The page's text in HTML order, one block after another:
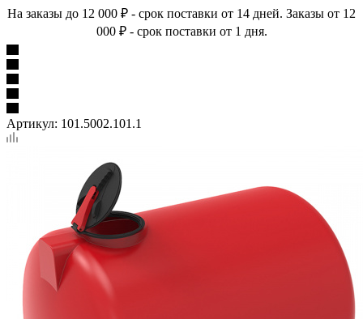
На заказы до 12 000 ₽ - срок поставки от 14 дней. Заказы от 12
000 ₽ - срок поставки от 1 дня.
Артикул: 101.5002.101.1